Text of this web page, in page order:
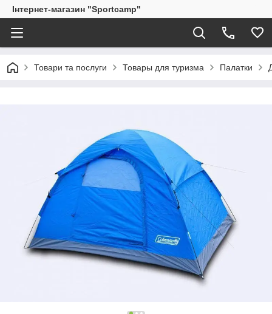
Інтернет-магазин "Sportcamp"
Товари та послуги Товары для туризма Палатки